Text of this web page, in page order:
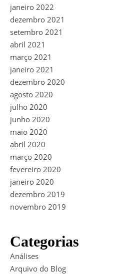
janeiro 2022
dezembro 2021
setembro 2021
abril 2021
março 2021
janeiro 2021
dezembro 2020
agosto 2020
julho 2020
junho 2020
maio 2020
abril 2020
março 2020
fevereiro 2020
janeiro 2020
dezembro 2019
novembro 2019
Categorias
Análises
Arquivo do Blog